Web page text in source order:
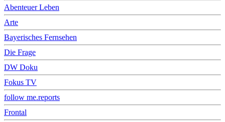
Abenteuer Leben
Arte
Bayerisches Fernsehen
Die Frage
DW Doku
Fokus TV
follow me.reports
Frontal